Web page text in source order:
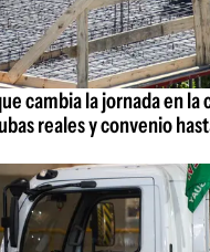
cambia la jornada en
reales y convenio